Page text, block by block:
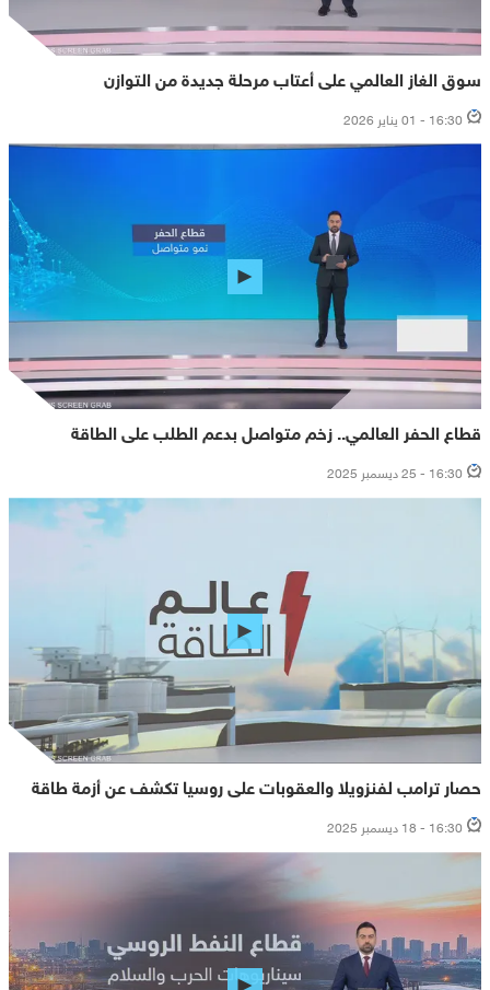
سوق الغاز العالمي على أعتاب مرحلة جديدة من التوازن
16:30 - 01 يناير 2026
قطاع الحفر العالمي.. زخم متواصل بدعم الطلب على الطاقة
16:30 - 25 ديسمبر 2025
حصار ترامب لفنزويلا والعقوبات على روسيا تكشف عن أزمة طاقة
16:30 - 18 ديسمبر 2025